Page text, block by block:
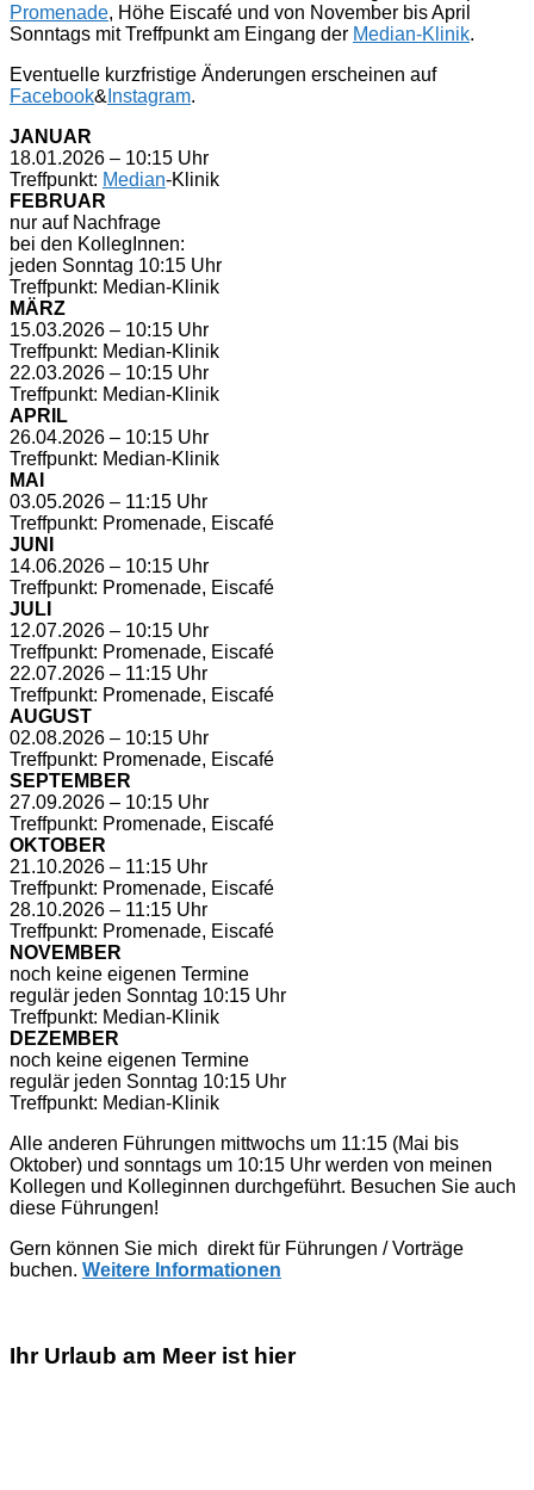
Promenade, Höhe Eiscafé und von November bis April
Sonntags mit Treffpunkt am Eingang der Median-Klinik.
Eventuelle kurzfristige Änderungen erscheinen auf
Facebook& Instagram.
JANUAR
18.01.2026 – 10:15 Uhr
Treffpunkt: Median-Klinik
FEBRUAR
nur auf Nachfrage
bei den KollegInnen:
jeden Sonntag 10:15 Uhr
Treffpunkt: Median-Klinik
MÄRZ
15.03.2026 – 10:15 Uhr
Treffpunkt: Median-Klinik
22.03.2026 – 10:15 Uhr
Treffpunkt: Median-Klinik
APRIL
26.04.2026 – 10:15 Uhr
Treffpunkt: Median-Klinik
MAI
03.05.2026 – 11:15 Uhr
Treffpunkt: Promenade, Eiscafé
JUNI
14.06.2026 – 10:15 Uhr
Treffpunkt: Promenade, Eiscafé
JULI
12.07.2026 – 10:15 Uhr
Treffpunkt: Promenade, Eiscafé
22.07.2026 – 11:15 Uhr
Treffpunkt: Promenade, Eiscafé
AUGUST
02.08.2026 – 10:15 Uhr
Treffpunkt: Promenade, Eiscafé
SEPTEMBER
27.09.2026 – 10:15 Uhr
Treffpunkt: Promenade, Eiscafé
OKTOBER
21.10.2026 – 11:15 Uhr
Treffpunkt: Promenade, Eiscafé
28.10.2026 – 11:15 Uhr
Treffpunkt: Promenade, Eiscafé
NOVEMBER
noch keine eigenen Termine
regulär jeden Sonntag 10:15 Uhr
Treffpunkt: Median-Klinik
DEZEMBER
noch keine eigenen Termine
regulär jeden Sonntag 10:15 Uhr
Treffpunkt: Median-Klinik
Alle anderen Führungen mittwochs um 11:15 (Mai bis
Oktober) und sonntags um 10:15 Uhr werden von meinen
Kollegen und Kolleginnen durchgeführt. Besuchen Sie auch
diese Führungen!
Gern können Sie mich direkt für Führungen / Vorträge
buchen. Weitere Informationen
Ihr Urlaub am Meer ist hier